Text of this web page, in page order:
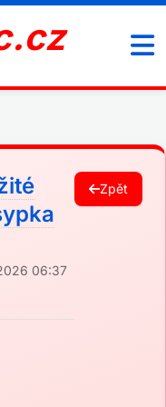
06:37
Zpět